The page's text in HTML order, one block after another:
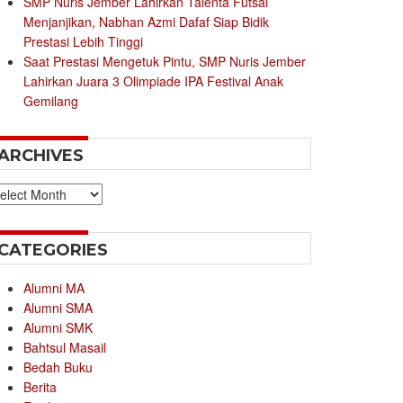
Menjanjikan, Nabhan Azmi Dafaf Siap Bidik
Prestasi Lebih Tinggi
Saat Prestasi Mengetuk Pintu, SMP Nuris Jember
Lahirkan Juara 3 Olimpiade IPA Festival Anak
Gemilang
Alumni MA
Alumni SMA
Alumni SMK
Bahtsul Masail
Bedah Buku
Berita